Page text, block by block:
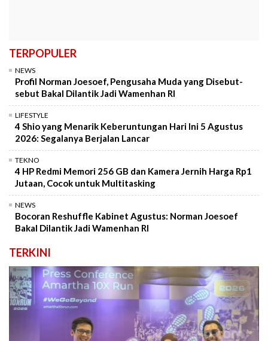
TERPOPULER
NEWS
Profil Norman Joesoef, Pengusaha Muda yang Disebut-
sebut Bakal Dilantik Jadi Wamenhan RI
LIFESTYLE
4 Shio yang Menarik Keberuntungan Hari Ini 5 Agustus
2026: Segalanya Berjalan Lancar
TEKNO
4 HP Redmi Memori 256 GB dan Kamera Jernih Harga Rp1
Jutaan, Cocok untuk Multitasking
NEWS
Bocoran Reshuffle Kabinet Agustus: Norman Joesoef
Bakal Dilantik Jadi Wamenhan RI
TERKINI